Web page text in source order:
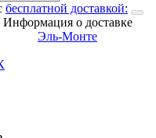
бесплатной доставкой:
Информация о доставке
Эль-Монте